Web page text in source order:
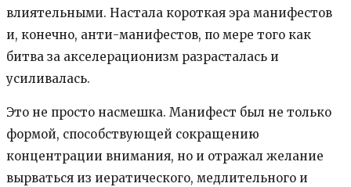
влиятельными. Настала короткая эра манифестов
и, конечно, анти-манифестов, по мере того как
битва за акселерационизм разрасталась и
усиливалась.
Это не просто насмешка. Манифест был не только
формой, способствующей сокращению
концентрации внимания, но и отражал желание
вырваться из иератического, медлительного и